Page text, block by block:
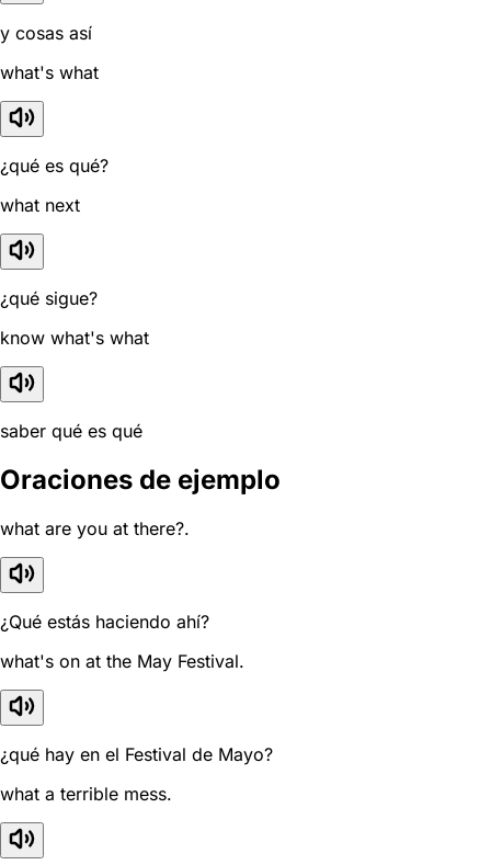
y cosas así
what's what
¿qué es qué?
what next
¿qué sigue?
know what's what
saber qué es qué
Oraciones de ejemplo
what are you at there?.
¿Qué estás haciendo ahí?
what's on at the May Festival.
¿qué hay en el Festival de Mayo?
what a terrible mess.